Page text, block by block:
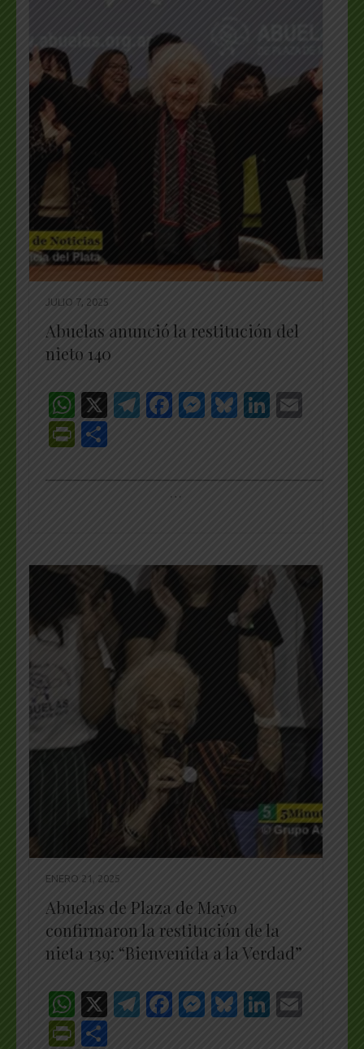
JULIO 7, 2025
Abuelas anunció la restitución del
nieto 140
WhatsApp
X Telegram
Facebook
Messenger
Bluesky
PrintFriendly
…
ENERO 21, 2025
Abuelas de Plaza de Mayo
confirmaron la restitución de la
nieta 139: “Bienvenida a la Verdad”
WhatsApp
X Telegram
Facebook
Messenger
Bluesky
PrintFriendly